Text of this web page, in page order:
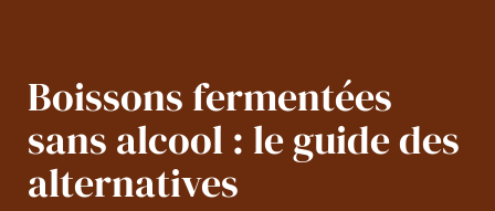
Boissons fermentées
sans alcool : le guide des
alternatives